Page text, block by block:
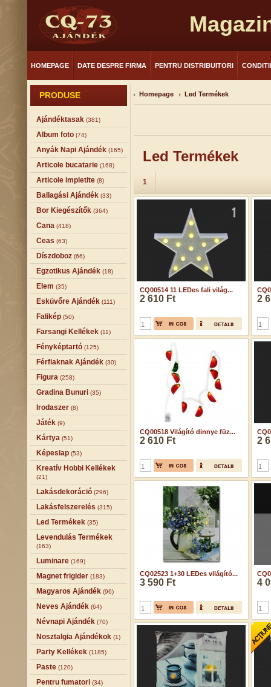
HOMEPAGE DATE DESPRE FIRMA PENTRU DISTRIBUITORI
PRODUSE
Ajándéktasak (381)
Album foto (74)
Anyák Napi Ajándék (165)
Articole bucatarie (168)
Articole impletite (8)
Ballagási Ajándék (33)
Bor Kiegészítők (364)
Cana (418)
Ceas (63)
Díszdoboz (66)
Egzotikus Ajándék (18)
Elem (35)
Esküvőre Ajándék (111)
Falikép (50)
Farsangi Kellékek (11)
Fényképtartó (125)
Férfiaknak Ajándék (30)
Figura (258)
Gradina Bunuri (35)
Irodaszer (8)
Játék (9)
Kártya (51)
Képeslap (53)
Kreatív Hobbi Kellékek
(21)
Lakásdekoráció (296)
Lakásfelszerelés (315)
Led Termékek (35)
Levendulás Termékek
(163)
Luminare (169)
Magnet frigider (183)
Magyaros Ajándék (96)
Neves Ajándék (64)
Névnapi Ajándék (70)
Nosztalgia Ajándékok (1)
Party Kellékek (1185)
Paste (120)
Pentru fumatori (34)
Homepage Led Termékek
Led Termékek
1
CQ00514 11 LEDes fali világ...
2 610 Ft 2
CQ00518 Világító dinnye füz...
2 610 Ft 2
CQ02523 1+30 LEDes világító...
3 590 Ft 4